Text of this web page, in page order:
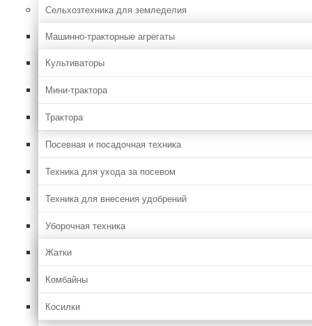
Сельхозтехника для земледелия
Машинно-тракторные агрегаты
Культиваторы
Мини-трактора
Трактора
Посевная и посадочная техника
Техника для ухода за посевом
Техника для внесения удобрений
Уборочная техника
Жатки
Комбайны
Косилки